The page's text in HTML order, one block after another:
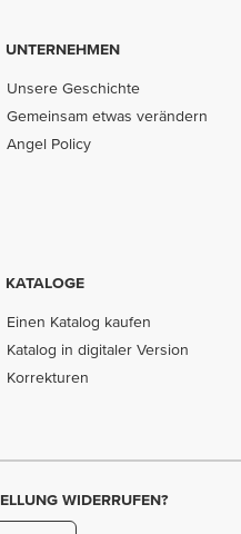
UNTERNEHMEN
Unsere Geschichte
Gemeinsam etwas verändern
Angel Policy
KATALOGE
Einen Katalog kaufen
Katalog in digitaler Version
Korrekturen
WIDERRUFEN?